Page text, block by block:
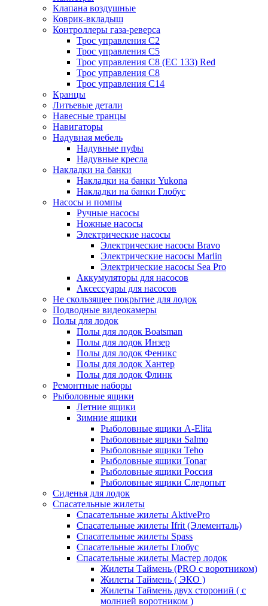
Клапана воздушные
Коврик-вкладыш
Контроллеры газа-реверса
Трос управления C2
Трос управления C5
Трос управления C8 (ЕС 133) Red
Трос управления C8
Трос управления C14
Кранцы
Литьевые детали
Навесные транцы
Навигаторы
Надувная мебель
Надувные пуфы
Надувные кресла
Накладки на банки
Накладки на банки Yukona
Накладки на банки Глобус
Насосы и помпы
Ручные насосы
Ножные насосы
Электрические насосы
Электрические насосы Bravo
Электрические насосы Marlin
Электрические насосы Sea Pro
Аккумуляторы для насосов
Аксессуары для насосов
Не скользящее покрытие для лодок
Подводные видеокамеры
Полы для лодок
Полы для лодок Boatsman
Полы для лодок Инзер
Полы для лодок Феникс
Полы для лодок Хантер
Полы для лодок Флинк
Ремонтные наборы
Рыболовные ящики
Летние ящики
Зимние ящики
Рыболовные ящики A-Elita
Рыболовные ящики Salmo
Рыболовные ящики Teho
Рыболовные ящики Tonar
Рыболовные ящики Россия
Рыболовные ящики Следопыт
Сиденья для лодок
Спасательные жилеты
Спасательные жилеты AktivePro
Спасательные жилеты Ifrit (Элементаль)
Спасательные жилеты Spass
Спасательные жилеты Глобус
Спасательные жилеты Мастер лодок
Жилеты Таймень (PRO c воротником)
Жилеты Таймень ( ЭКО )
Жилеты Таймень двух стороний ( с
молнией воротником )